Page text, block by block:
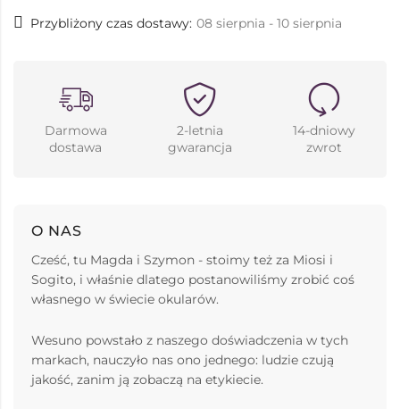
Przybliżony czas dostawy: 08 sierpnia - 10 sierpnia
Darmowa
dostawa
2-letnia
gwarancja
14-dniowy
zwrot
O NAS
Cześć, tu Magda i Szymon - stoimy też za Miosi i
Sogito, i właśnie dlatego postanowiliśmy zrobić coś
własnego w świecie okularów.
Wesuno powstało z naszego doświadczenia w tych
markach, nauczyło nas ono jednego: ludzie czują
jakość, zanim ją zobaczą na etykiecie.